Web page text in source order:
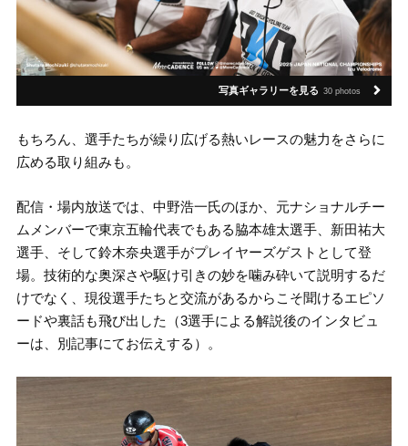
写真ギャラリーを見る 30 photos
もちろん、選手たちが繰り広げる熱いレースの魅力をさらに
広める取り組みも。
配信・場内放送では、中野浩一氏のほか、元ナショナルチー
ムメンバーで東京五輪代表でもある脇本雄太選手、新田祐大
選手、そして鈴木奈央選手がプレイヤーズゲストとして登
場。技術的な奥深さや駆け引きの妙を噛み砕いて説明するだ
けでなく、現役選手たちと交流があるからこそ聞けるエピソ
ードや裏話も飛び出した（3選手による解説後のインタビュ
ーは、別記事にてお伝えする）。